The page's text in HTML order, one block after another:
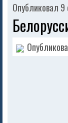
Опубликовал